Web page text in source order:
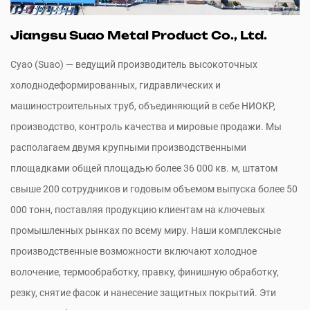
Jiangsu Suao Metal Product Co., Ltd.
Суао (Suao) — ведущий производитель высокоточных
холоднодеформированных, гидравлических и
машиностроительных труб, объединяющий в себе НИОКР,
производство, контроль качества и мировые продажи. Мы
располагаем двумя крупными производственными
площадками общей площадью более 36 000 кв. м, штатом
свыше 200 сотрудников и годовым объемом выпуска более 50
000 тонн, поставляя продукцию клиентам на ключевых
промышленных рынках по всему миру. Наши комплексные
производственные возможности включают холодное
волочение, термообработку, правку, финишную обработку,
резку, снятие фасок и нанесение защитных покрытий. Эти